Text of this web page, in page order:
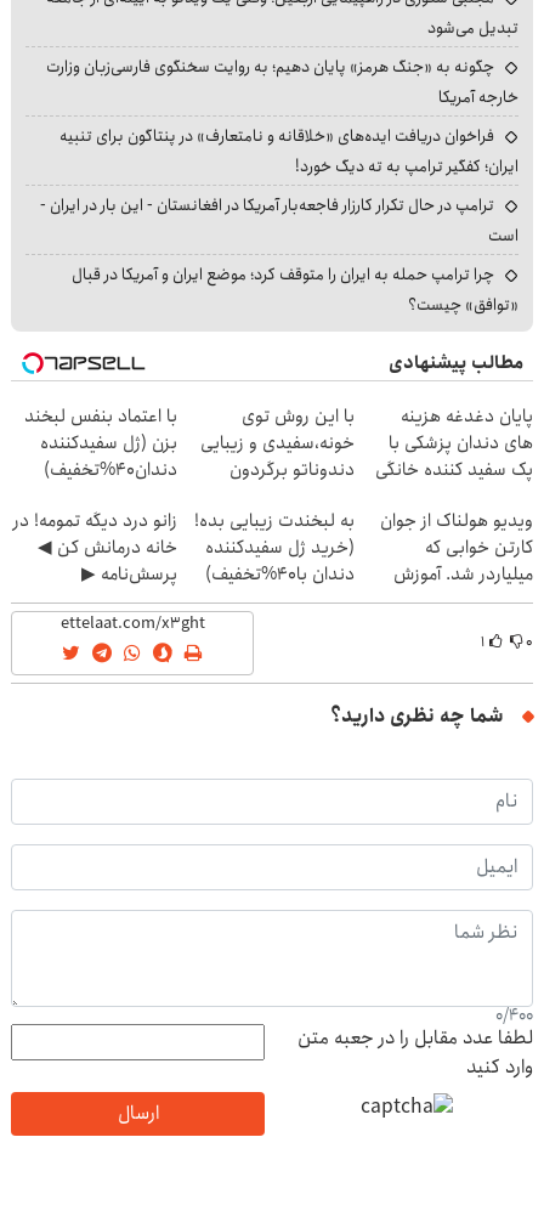
تبدیل می‌شود
چگونه به «جنگ هرمز» پایان دهیم؛ به روایت سخنگوی فارسی‌زبان وزارت
خارجه آمریکا
فراخوان دریافت ایده‌های «خلاقانه و نامتعارف» در پنتاگون برای تنبیه
ایران؛ کفگیر ترامپ به ته دیگ خورد!
ترامپ در حال تکرار کارزار فاجعه‌بار آمریکا در افغانستان - این بار در ایران -
است
چرا ترامپ حمله به ایران را متوقف کرد؛ موضع ایران و آمریکا در قبال
«توافق» چیست؟
مطالب پیشنهادی
پایان دغدغه هزینه
های دندان پزشکی با
پک سفید کننده خانگی
با این روش توی
خونه،سفیدی و زیبایی
دندوناتو برگردون
با اعتماد بنفس لبخند
بزن (ژل سفیدکننده
دندان40%تخفیف)
ویدیو هولناک از جوان
کارتن خوابی که
میلیاردر شد. آموزش
رایگان
به لبخندت زیبایی بده!
(خرید ژل سفیدکننده
دندان با40%تخفیف)
زانو درد دیگه تمومه! در
خانه درمانش کن ◀
پرسش‌نامه ▶
۰ ۱
شما چه نظری دارید؟
0/400
لطفا عدد مقابل را در جعبه متن
وارد کنید
ارسال